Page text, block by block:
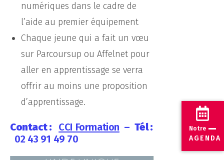
Notre
AGENDA
numériques dans le cadre de
l’aide au premier équipement
Chaque jeune qui a fait un vœu
sur Parcoursup ou Affelnet pour
aller en apprentissage se verra
offrir au moins une proposition
d’apprentissage.
Contact : CCI Formation – Tél :
02 43 91 49 70